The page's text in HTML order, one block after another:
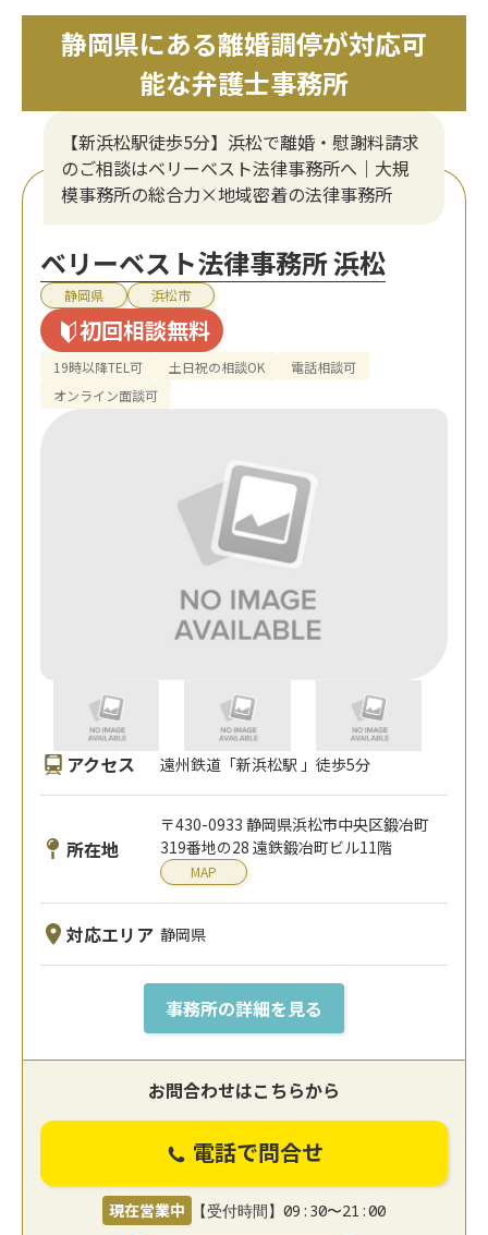
静岡県にある離婚調停が対応可
能な弁護士事務所
【新浜松駅徒歩5分】浜松で離婚・慰謝料請求
のご相談はベリーベスト法律事務所へ｜大規
模事務所の総合力×地域密着の法律事務所
ベリーベスト法律事務所 浜松
静岡県 浜松市
初回相談無料
19時以降TEL可 土日祝の相談OK
電話相談可
オンライン面談可
アクセス 遠州鉄道「新浜松駅 」徒歩5分
所在地
〒430-0933 静岡県浜松市中央区鍛冶町
319番地の28 遠鉄鍛冶町ビル11階
MAP
対応エリア 静岡県
事務所の詳細を見る
お問合わせはこちらから
電話で問合せ
現在営業中 【受付時間】09:30〜21:00